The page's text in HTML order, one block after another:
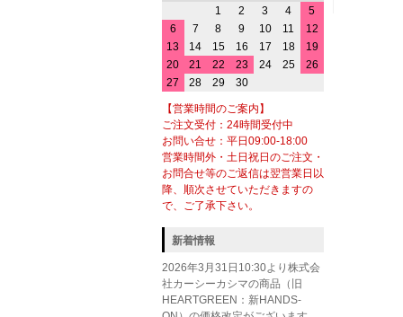
1 2 3 4
5
6
7 8 9 10 11
12
13
14 15 16 17 18
19
20
21 22 23 24 25
26
27
28 29 30
【営業時間のご案内】
ご注文受付：24時間受付中
お問い合せ：平日09:00-18:00
営業時間外・土日祝日のご注文・
お問合せ等のご返信は翌営業日以
降、順次させていただきますの
で、ご了承下さい。
新着情報
2026年3月31日10:30より株式会
社カーシーカシマの商品（旧
HEARTGREEN：新HANDS-